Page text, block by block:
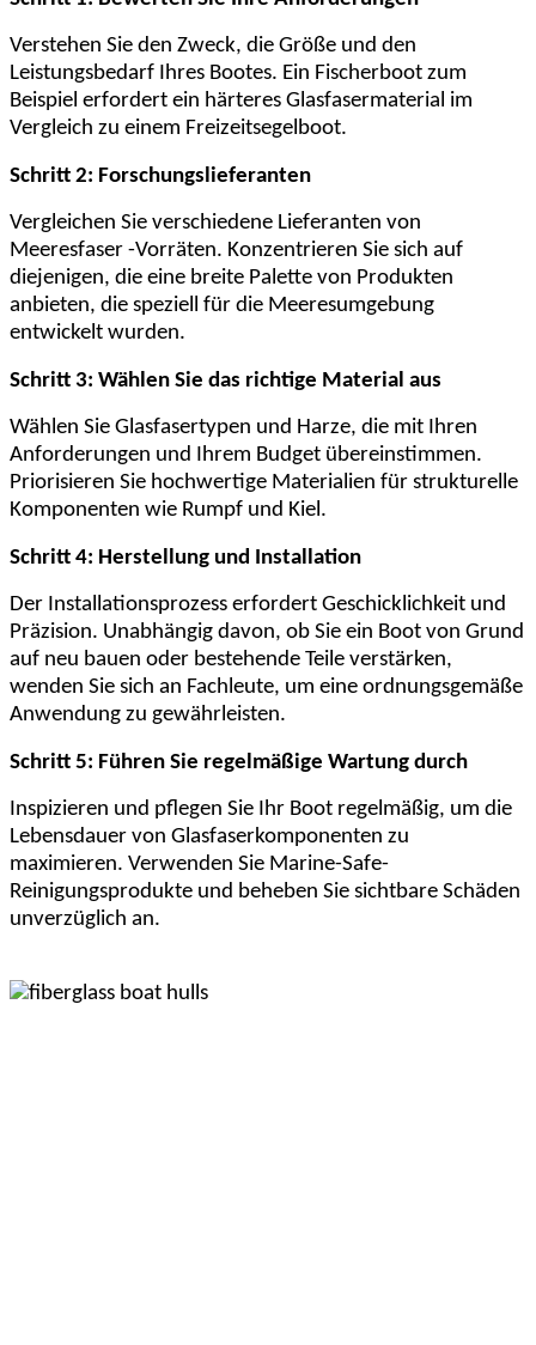
Verstehen Sie den Zweck, die Größe und den
Leistungsbedarf Ihres Bootes. Ein Fischerboot zum
Beispiel erfordert ein härteres Glasfasermaterial im
Vergleich zu einem Freizeitsegelboot.
Schritt 2: Forschungslieferanten
Vergleichen Sie verschiedene Lieferanten von
Meeresfaser -Vorräten. Konzentrieren Sie sich auf
diejenigen, die eine breite Palette von Produkten
anbieten, die speziell für die Meeresumgebung
entwickelt wurden.
Schritt 3: Wählen Sie das richtige Material aus
Wählen Sie Glasfasertypen und Harze, die mit Ihren
Anforderungen und Ihrem Budget übereinstimmen.
Priorisieren Sie hochwertige Materialien für strukturelle
Komponenten wie Rumpf und Kiel.
Schritt 4: Herstellung und Installation
Der Installationsprozess erfordert Geschicklichkeit und
Präzision. Unabhängig davon, ob Sie ein Boot von Grund
auf neu bauen oder bestehende Teile verstärken,
wenden Sie sich an Fachleute, um eine ordnungsgemäße
Anwendung zu gewährleisten.
Schritt 5: Führen Sie regelmäßige Wartung durch
Inspizieren und pflegen Sie Ihr Boot regelmäßig, um die
Lebensdauer von Glasfaserkomponenten zu
maximieren. Verwenden Sie Marine-Safe-
Reinigungsprodukte und beheben Sie sichtbare Schäden
unverzüglich an.